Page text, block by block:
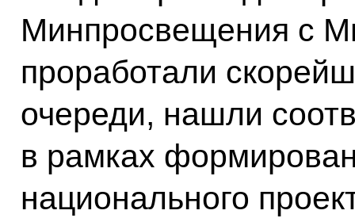
Минпросвещения с
проработали
очереди, нашли
в рамках
национального